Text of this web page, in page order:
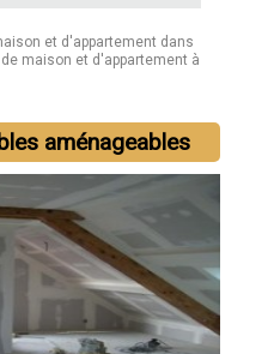
et d'appartement dans
maison et d'appartement à
aménageables